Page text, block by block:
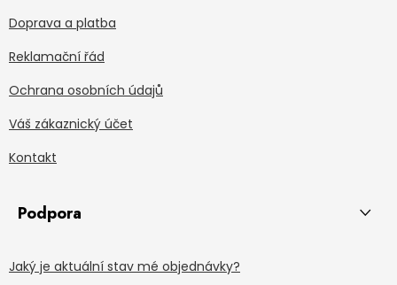
Doprava a platba
Reklamační řád
Ochrana osobních údajů
Váš zákaznický účet
Kontakt
Podpora
Jaký je aktuální stav mé objednávky?